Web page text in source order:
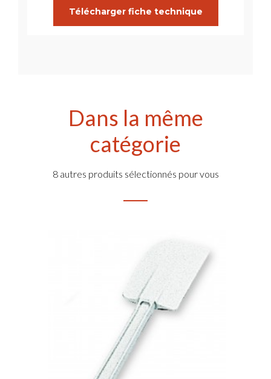
Télécharger fiche technique
Dans la même
catégorie
8 autres produits sélectionnés pour vous